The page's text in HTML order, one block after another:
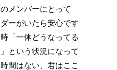
メンバーにとって
ーがいたら安心です
「一体どうなってる
という状況になって
間はない、君はここ